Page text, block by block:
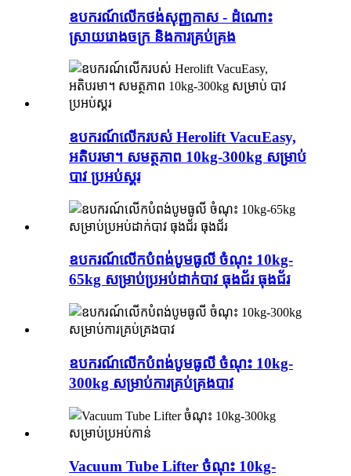
ឧបករណ៍លើកថង់សុញ្ញកាស - ដំណោះ
ស្រាយរោងចក្រ និងការគ្រប់គ្រង
ឧបករណ៍លើករបស់ Herolift VacuEasy,
អតិបរមា។ សមត្ថភាព 10kg-300kg សម្រាប់
បាវ ប្រអប់ស្គរ
ឧបករណ៍លើកបំពង់បូមធូលី ចំណុះ 10kg-
65kg សម្រាប់ប្រអប់ដាក់បាវ ធុងជ័រ ធុងជ័រ
ឧបករណ៍លើកបំពង់បូមធូលី ចំណុះ 10kg-
300kg សម្រាប់ការគ្រប់គ្រងបាវ
Vacuum Tube Lifter ចំណុះ 10kg-